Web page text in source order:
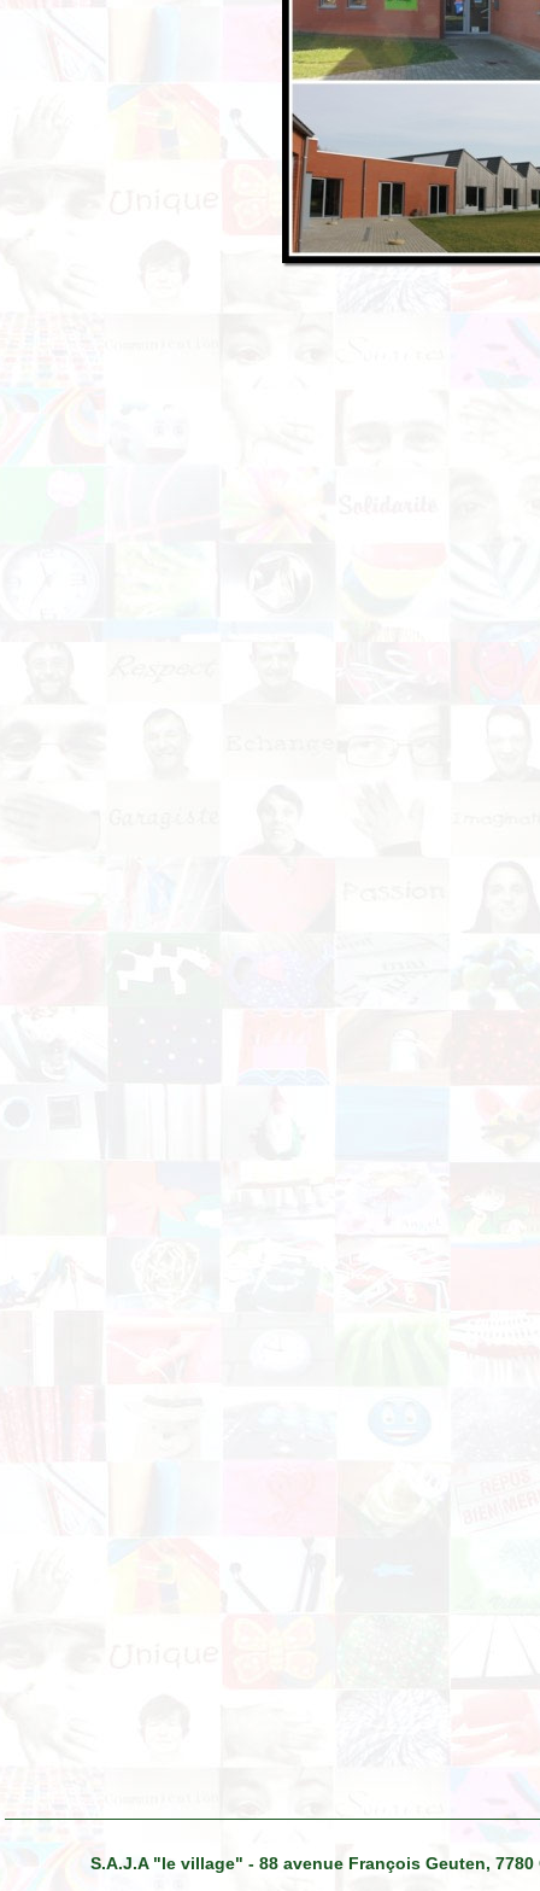
S.A.J.A "le village" - 88 avenue François Geuten,